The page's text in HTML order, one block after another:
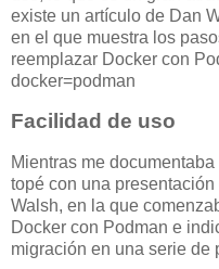
existe un artículo de Dan
en el que muestra los
reemplazar Docker con
docker=podman
Facilidad de uso
Mientras me
topé con una
Walsh, en la que
Docker con Podman e
migración en una serie de